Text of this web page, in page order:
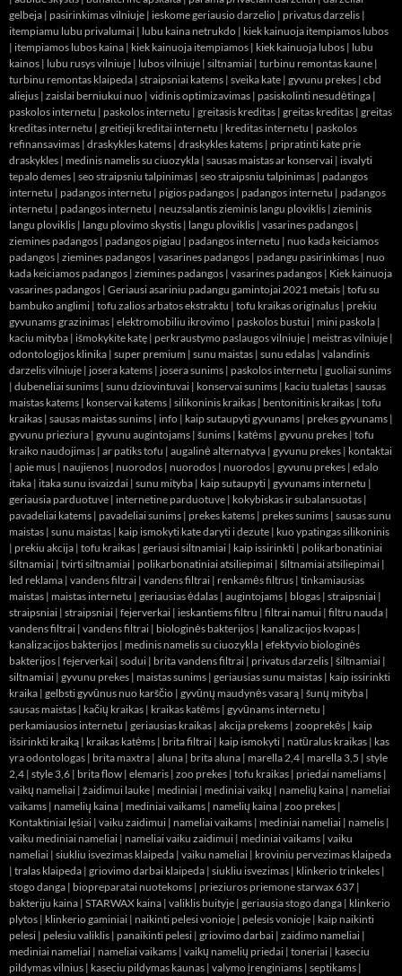
gelbeja | pasirinkimas vilniuje | ieskome geriausio darzelio | privatus darzelis |
itempiamu lubu privalumai | lubu kaina netrukdo | kiek kainuoja itempiamos lubos
| itempiamos lubos kaina | kiek kainuoja itempiamos | kiek kainuoja lubos | lubu
kainos | lubu rusys vilniuje | lubos vilniuje | siltnamiai | turbinu remontas kaune |
turbinu remontas klaipeda | straipsniai katems | sveika kate | gyvunu prekes | cbd
aliejus | zaislai berniukui nuo | vidinis optimizavimas | pasiskolinti nesudėtinga |
paskolos internetu | paskolos internetu | greitasis kreditas | greitas kreditas | greitas
kreditas internetu | greitieji kreditai internetu | kreditas internetu | paskolos
refinansavimas | draskykles katems | draskykles katems | pripratinti kate prie
draskykles | medinis namelis su ciuozykla | sausas maistas ar konservai | isvalyti
tepalo demes | seo straipsniu talpinimas | seo straipsniu talpinimas | padangos
internetu | padangos internetu | pigios padangos | padangos internetu | padangos
internetu | padangos internetu | neuzsalantis zieminis langu ploviklis | zieminis
langu ploviklis | langu plovimo skystis | langu ploviklis | vasarines padangos |
ziemines padangos | padangos pigiau | padangos internetu | nuo kada keiciamos
padangos | ziemines padangos | vasarines padangos | padangu pasirinkimas | nuo
kada keiciamos padangos | ziemines padangos | vasarines padangos | Kiek kainuoja
vasarines padangos | Geriausi asariniu padangu gamintojai 2021 metais | tofu su
bambuko anglimi | tofu zalios arbatos ekstraktu | tofu kraikas originalus | prekiu
gyvunams grazinimas | elektromobiliu ikrovimo | paskolos bustui | mini paskola |
kaciu mityba | išmokykite katę | perkraustymo paslaugos vilniuje | meistras vilniuje |
odontologijos klinika | super premium | sunu maistas | sunu edalas | valandinis
darzelis vilniuje | josera katems | josera sunims | paskolos internetu | guoliai sunims
| dubeneliai sunims | sunu dziovintuvai | konservai sunims | kaciu tualetas | sausas
maistas katems | konservai katems | silikoninis kraikas | bentonitinis kraikas | tofu
kraikas | sausas maistas sunims | info | kaip sutaupyti gyvunams | prekes gyvunams |
gyvunu prieziura | gyvunu augintojams | šunims | katėms | gyvunu prekes | tofu
kraiko naudojimas | ar patiks tofu | augalinė alternatyva | gyvunu prekes | kontaktai
| apie mus | naujienos | nuorodos | nuorodos | nuorodos | gyvunu prekes | edalo
itaka | itaka sunu isvaizdai | sunu mityba | kaip sutaupyti | gyvunams internetu |
geriausia parduotuve | internetine parduotuve | kokybiskas ir subalansuotas |
pavadeliai katems | pavadeliai sunims | prekes katems | prekes sunims | sausas sunu
maistas | sunu maistas | kaip ismokyti kate daryti i dezute | kuo ypatingas silikoninis
| prekiu akcija | tofu kraikas | geriausi siltnamiai | kaip issirinkti | polikarbonatiniai
šiltnamiai | tvirti siltnamiai | polikarbonatiniai atsiliepimai | šiltnamiai atsiliepimai |
led reklama | vandens filtrai | vandens filtrai | renkamės filtrus | tinkamiausias
maistas | maistas internetu | geriausias ėdalas | augintojams | blogas | straipsniai |
straipsniai | straipsniai | fejerverkai | ieskantiems filtru | filtrai namui | filtru nauda |
vandens filtrai | vandens filtrai | biologinės bakterijos | kanalizacijos kvapas |
kanalizacijos bakterijos | medinis namelis su ciuozykla | efektyvio biologinės
bakterijos | fejerverkai | sodui | brita vandens filtrai | privatus darzelis | šiltnamiai |
siltnamiai | gyvunu prekes | maistas sunims | geriausias sunu maistas | kaip issirinkti
kraika | gelbsti gyvūnus nuo karščio | gyvūnų maudynės vasarą | šunų mityba |
sausas maistas | kačių kraikas | kraikas katėms | gyvūnams internetu |
perkamiausios internetu | geriausias kraikas | akcija prekems | zooprekės | kaip
išsirinkti kraiką | kraikas katėms | brita filtrai | kaip ismokyti | natūralus kraikas | kas
yra odontologas | brita maxtra | aluna | brita aluna | marella 2,4 | marella 3,5 | style
2,4 | style 3,6 | brita flow | elemaris | zoo prekes | tofu kraikas | priedai nameliams |
vaikų nameliai | žaidimui lauke | mediniai | mediniai vaikų | namelių kaina | nameliai
vaikams | namelių kaina | mediniai vaikams | namelių kaina | zoo prekes |
Kontaktiniai lęšiai | vaiku zaidimui | nameliai vaikams | mediniai nameliai | namelis |
vaiku mediniai nameliai | nameliai vaiku zaidimui | mediniai vaikams | vaiku
nameliai | siukliu isvezimas klaipeda | vaiku nameliai | kroviniu pervezimas klaipeda
| tralas klaipeda | griovimo darbai klaipeda | siukliu isvezimas | klinkerio trinkeles |
stogo danga | biopreparatai nuotekoms | prieziuros priemone starwax 637 |
bakteriju kaina | STARWAX kaina | valiklis buityje | geriausia stogo danga | klinkerio
plytos | klinkerio gaminiai | naikinti pelesi vonioje | pelesis vonioje | kaip naikinti
pelesi | pelesiu valiklis | panaikinti pelesi | griovimo darbai | zaidimo nameliai |
mediniai nameliai | nameliai vaikams | vaikų namelių priedai | toneriai | kaseciu
pildymas vilnius | kaseciu pildymas kaunas | valymo įrenginiams | septikams |